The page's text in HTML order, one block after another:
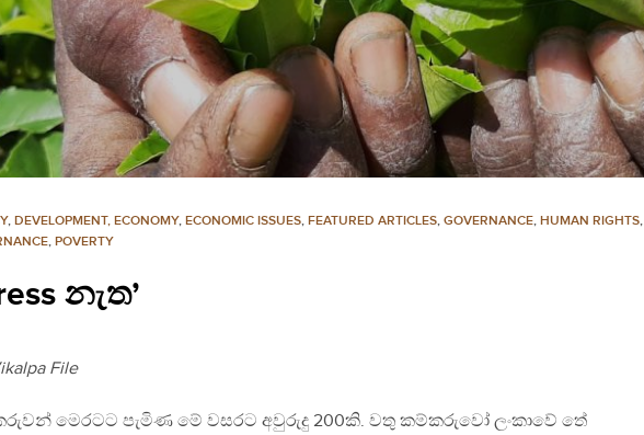
, DEVELOPMENT, ECONOMY, ECONOMIC ISSUES, FEATURED ARTICLES, GOVERNANCE, HUMAN RIGHTS,
, POVERTY
නැත’
File
මෙරටට පැමිණ මේ වසරට අවුරුදු 200කි. වතු කම්කරුවෝ ලංකාවේ තේ